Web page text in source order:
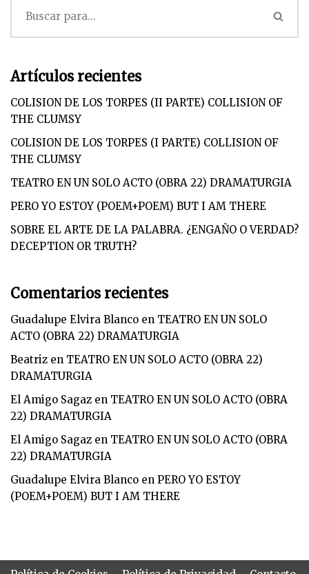
Artículos recientes
COLISION DE LOS TORPES (II PARTE) COLLISION OF
THE CLUMSY
COLISION DE LOS TORPES (I PARTE) COLLISION OF
THE CLUMSY
TEATRO EN UN SOLO ACTO (OBRA 22) DRAMATURGIA
PERO YO ESTOY (POEM+POEM) BUT I AM THERE
SOBRE EL ARTE DE LA PALABRA. ¿ENGAÑO O VERDAD?
DECEPTION OR TRUTH?
Comentarios recientes
Guadalupe Elvira Blanco en TEATRO EN UN SOLO
ACTO (OBRA 22) DRAMATURGIA
Beatriz en TEATRO EN UN SOLO ACTO (OBRA 22)
DRAMATURGIA
El Amigo Sagaz en TEATRO EN UN SOLO ACTO (OBRA
22) DRAMATURGIA
El Amigo Sagaz en TEATRO EN UN SOLO ACTO (OBRA
22) DRAMATURGIA
Guadalupe Elvira Blanco en PERO YO ESTOY
(POEM+POEM) BUT I AM THERE